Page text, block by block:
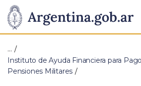
Presidencia
de
la
Pasar al contenido principal
…
Instituto de Ayuda Financiera para
Pensiones Militares